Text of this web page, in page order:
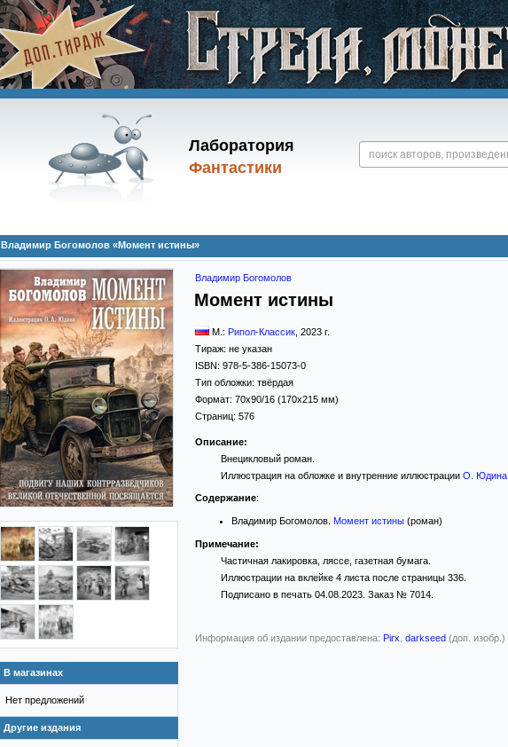
Лаборатория
Фантастики
Владимир Богомолов «Момент истины»
В магазинах
Нет предложений
Другие издания
Владимир Богомолов
Момент истины
М.: Рипол-Классик 2023 г.
Тираж: не указан
ISBN: 978-5-386-15073-0
Тип обложки: твёрдая
Формат: 70x90/16 (170x215 мм)
Страниц: 576
Описание:
Внецикловый роман.
Иллюстрация на обложке и внутренние иллюстрации О. Юдина.
Содержание:
Владимир Богомолов. Момент истины (роман)
Примечание:
Частичная лакировка, ляссе, газетная бумага.
Иллюстрации на вклейке 4 листа после страницы 336.
Подписано в печать 04.08.2023. Заказ № 7014.
Информация об издании предоставлена: Pirx darkseed (доп. изобр.)